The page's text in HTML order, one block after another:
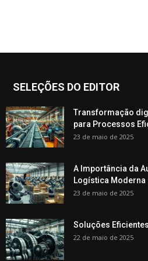
SELEÇÕES DO EDITOR
Transformação
para Processos
23 de maio de 2025
A Importância da
Logística Moderna
23 de maio de 2025
Soluções
22 de maio de 2025